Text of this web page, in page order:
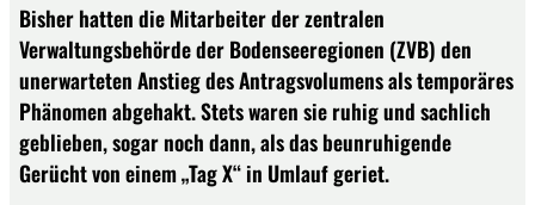
Bisher hatten die Mitarbeiter der zentralen
Verwaltungsbehörde der Bodenseeregionen (ZVB) den
unerwarteten Anstieg des Antragsvolumens als temporäres
Phänomen abgehakt. Stets waren sie ruhig und sachlich
geblieben, sogar noch dann, als das beunruhigende
Gerücht von einem „Tag X“ in Umlauf geriet.